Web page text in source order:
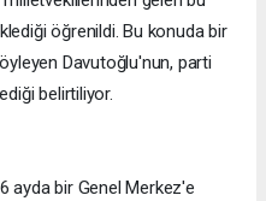
öğrenildi. Bu konuda bir
Davutoğlu'nun, parti
belirtiliyor.
ayda bir Genel Merkez'e